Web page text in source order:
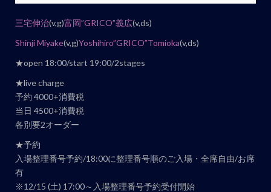
イ
ト
ナ
ビ
ゲ
ー
シ
ョ
ン
三宅伸治(v,g)富岡”GRICO”義広(v,ds)
Shinji Miyake(v,g)Yoshihiro”GRICO”Tomioka(v,ds)
★open 18:00/start 19:00/2stages
★live charge
予約 4000+消費税
当日 4500+消費税
各別要2オーダー
★予約
入場整理番号予約/18:00に整理番号順のご入場・全席自由/お席
有
※12/15 (土) 17:00～入場整理番号予約受付開始